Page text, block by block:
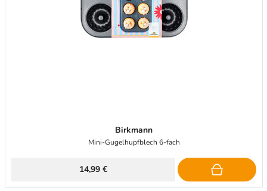
Birkmann
Mini-Gugelhupfblech 6-fach
14,99 €